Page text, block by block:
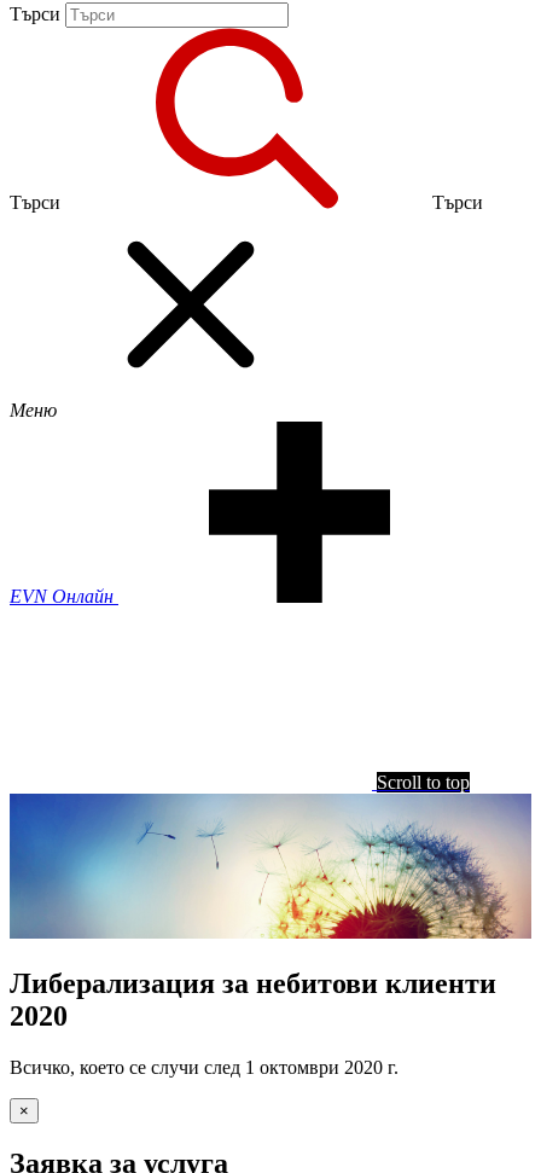
Търси
Търси Търси
Меню
EVN Онлайн
Scroll to top
Либерализация за небитови клиенти
2020
Всичко, което се случи след 1 октомври 2020 г.
×
Заявка за услуга